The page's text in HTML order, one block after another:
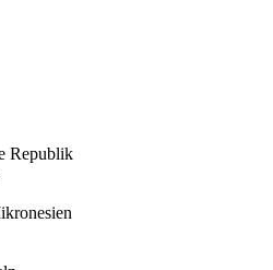
Republik